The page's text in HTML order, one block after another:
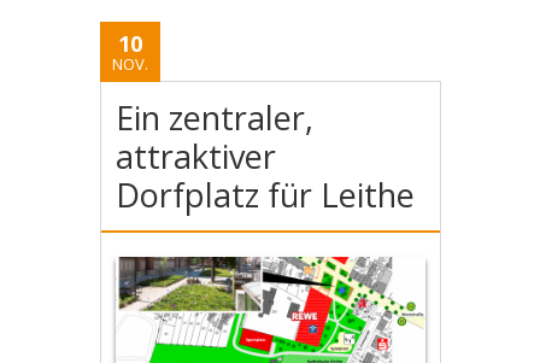
10
NOV.
Ein zentraler,
attraktiver
Dorfplatz für Leithe